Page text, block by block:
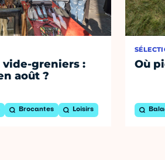
greniers :
août ?
Brocantes Loisirs
Où